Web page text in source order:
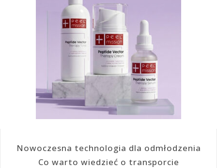
Nowoczesna technologia dla odmłodzenia
Co warto wiedzieć o transporcie